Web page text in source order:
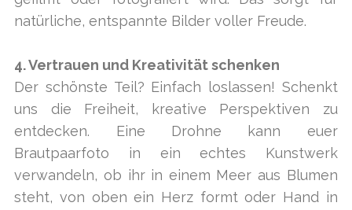
natürliche, entspannte Bilder voller Freude.
4. Vertrauen und Kreativität schenken
Der schönste Teil? Einfach loslassen! Schenkt
uns die Freiheit, kreative Perspektiven zu
entdecken. Eine Drohne kann euer
Brautpaarfoto in ein echtes Kunstwerk
verwandeln, ob ihr in einem Meer aus Blumen
steht, von oben ein Herz formt oder Hand in